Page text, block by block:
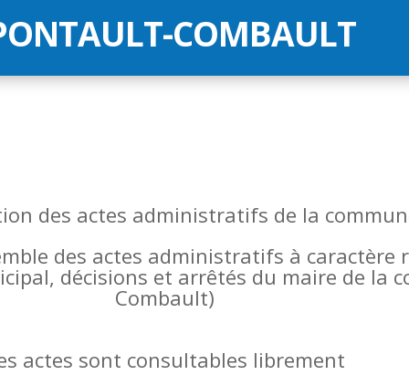
COMBAULT
des actes administratifs de la
des actes administratifs à caractère
décisions et arrêtés du maire de la
Combault)
actes sont consultables librement